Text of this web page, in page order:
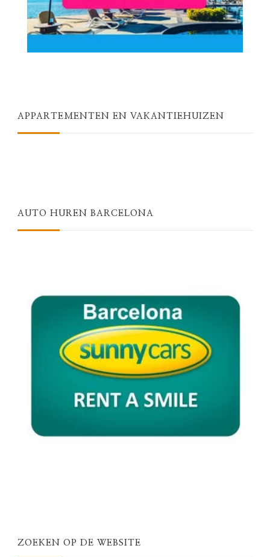
APPARTEMENTEN EN VAKANTIEHUIZEN
AUTO HUREN BARCELONA
ZOEKEN OP DE WEBSITE